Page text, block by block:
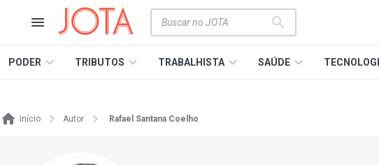
PODER TRIBUTOS TRABALHISTA SAÚDE
Início Autor Rafael Santana Coelho